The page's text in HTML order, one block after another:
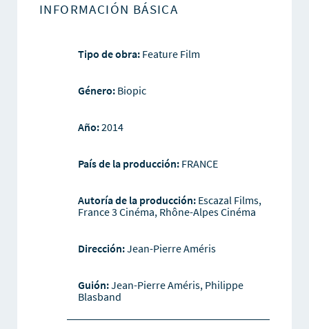
INFORMACIÓN BÁSICA
Tipo de obra:Feature Film
Género:Biopic
Año:2014
País de la producción: FRANCE
Autoría de la producción: Escazal Films,
France 3 Cinéma, Rhône-Alpes Cinéma
Dirección:Jean-Pierre Améris
Guión:Jean-Pierre Améris, Philippe
Blasband